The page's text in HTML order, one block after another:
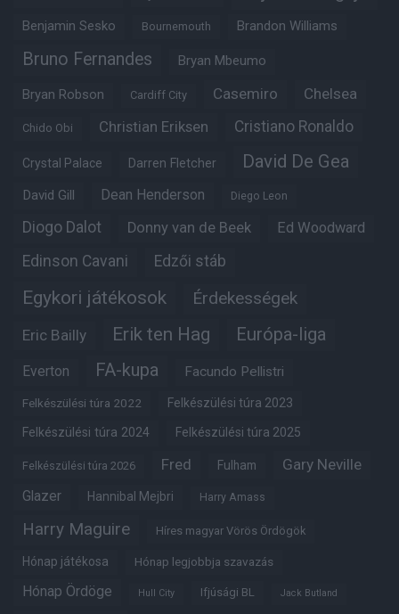
Benjamin Sesko Bournemouth Brandon Williams
Bruno Fernandes Bryan Mbeumo
Bryan Robson Cardiff City Casemiro Chelsea
Chido Obi Christian Eriksen Cristiano Ronaldo
Crystal Palace Darren Fletcher David De Gea
David Gill Dean Henderson Diego Leon
Diogo Dalot Donny van de Beek Ed Woodward
Edinson Cavani Edzői stáb
Egykori játékosok Érdekességek
Eric Bailly Erik ten Hag Európa-liga
Everton FA-kupa Facundo Pellistri
Felkészülési túra 2022 Felkészülési túra 2023
Felkészülési túra 2024 Felkészülési túra 2025
Felkészülési túra 2026 Fred Fulham Gary Neville
Glazer Hannibal Mejbri Harry Amass
Harry Maguire Híres magyar Vörös Ördögök
Hónap játékosa Hónap legjobbja szavazás
Hónap Ördöge Hull City Ifjúsági BL Jack Butland